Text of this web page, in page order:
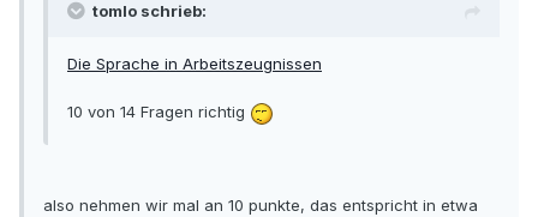
tomlo schrieb:
Die Sprache in Arbeitszeugnissen
10 von 14 Fragen richtig
also nehmen wir mal an 10 punkte, das entspricht in etwa